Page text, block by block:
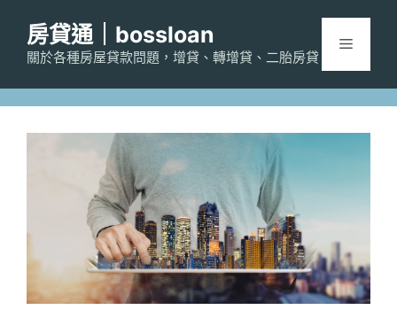
房貸通｜bossloan
關於各種房屋貸款問題，增貸、轉增貸、二胎房貸
選